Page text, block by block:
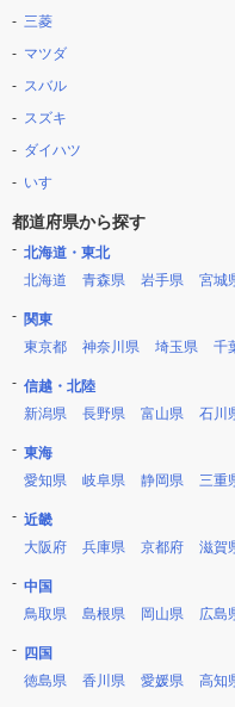
三菱
マツダ
スバル
スズキ
ダイハツ
いすゞ
都道府県から探す
北海道・東北
北海道
青森県 岩手県 宮城
関東
東京都
神奈川県 埼玉県 千
信越・北陸
新潟県
長野県 富山県 石川
東海
愛知県
岐阜県 静岡県 三重
近畿
大阪府
兵庫県 京都府 滋賀
中国
鳥取県
島根県 岡山県 広島
四国
徳島県
香川県 愛媛県 高知